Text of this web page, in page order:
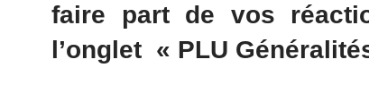
faire part de vos
l’onglet « PLU